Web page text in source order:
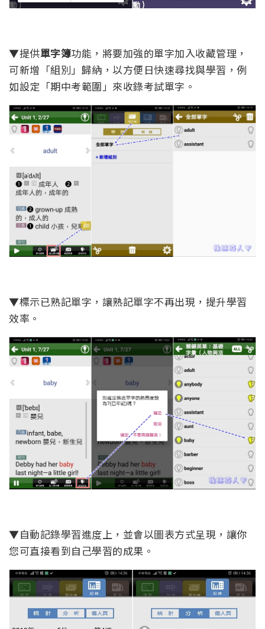
▼提供單字簿功能，將要加強的單字加入收藏管理，
可新增「組別」歸納，以方便日快速尋找與學習，例
如設定「期中考範圍」來收錄考試單字。
▼標示已熟記單字，讓熟記單字不再出現，提升學習
效率。
▼自動記錄學習進度上，並會以圖表方式呈現，讓你
您可直接看到自己學習的成果。